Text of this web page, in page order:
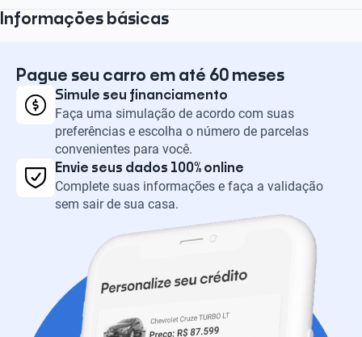
Informações básicas
Pague seu carro em até 60 meses
Simule seu financiamento
Faça uma simulação de acordo com suas
preferências e escolha o número de parcelas
convenientes para você.
Envie seus dados 100% online
Complete suas informações e faça a validação
sem sair de sua casa.